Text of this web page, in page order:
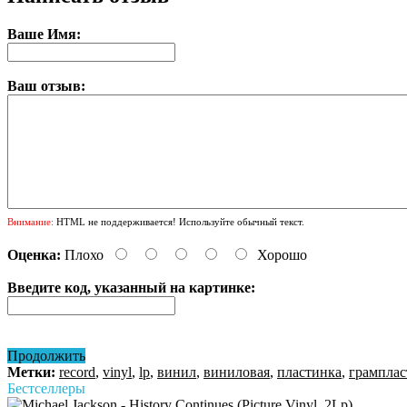
Ваше Имя:
Ваш отзыв:
Внимание: HTML не поддерживается! Используйте обычный текст.
Оценка: Плохо Хорошо
Введите код, указанный на картинке:
Продолжить
Метки: record, vinyl, lp, винил, виниловая, пластинка,
Бестселлеры